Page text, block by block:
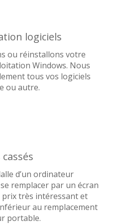
logiciels
ou réinstallons votre
Windows. Nous
tous vos logiciels
ou autre.
d’un ordinateur
remplacer par un écran
prix très intéressant et
au remplacement
portable.